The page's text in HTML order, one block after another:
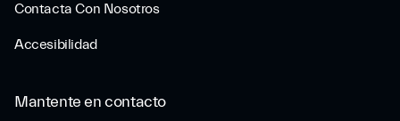
Contacta Con Nosotros
Accesibilidad
Mantente en contacto